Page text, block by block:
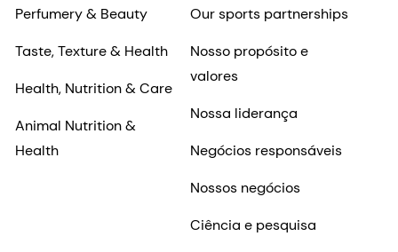
Perfumery & Beauty
Taste, Texture & Health
Health, Nutrition & Care
Animal Nutrition &
Health
Our sports partnerships
Nosso propósito e
valores
Nossa liderança
Negócios responsáveis
Nossos negócios
Ciência e pesquisa